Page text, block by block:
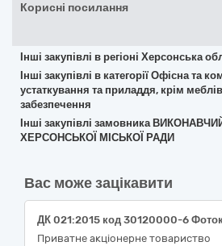
Корисні посилання
Інші закупівлі в регіоні Херсонська
Інші закупівлі в категорії Офісна та
устаткування та приладдя, крім
забезпечення
Інші закупівлі замовника
ХЕРСОНСЬКОЇ МІСЬКОЇ РАДИ
Вас може зацікавити
Приватне акціонерне товариство